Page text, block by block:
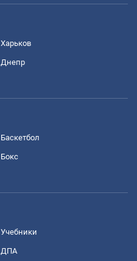
Харьков
Днепр
Баскетбол
Бокс
Учебники
ДПА